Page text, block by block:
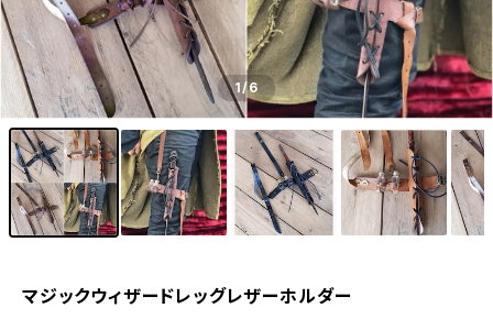
1/6
マジックウィザードレッグレザーホルダー